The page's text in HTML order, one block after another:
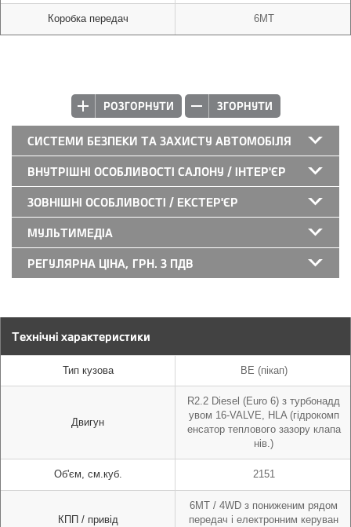
Коробка передач 6MT
РОЗГОРНУТИ ЗГОРНУТИ
СИСТЕМИ БЕЗПЕКИ ТА ЗАХИСТУ АВТОМОБІЛЯ
ВНУТРІШНІ ОСОБЛИВОСТІ САЛОНУ / ІНТЕР'ЄР
ЗОВНІШНІ ОСОБЛИВОСТІ / ЕКСТЕР'ЄР
МУЛЬТИМЕДІА
РЕГУЛЯРНА ЦІНА, ГРН. З ПДВ
Технічні характеристики
Тип кузова
Двигун
Об'єм, см.куб.
КПП / привід
BE (пікап)
R2.2 Diesel (Euro 6) з турбонадд
увом 16-VALVE, HLA (гідрокомп
енсатор теплового зазору клапа
нів.)
2151
6MT / 4WD з пониженим рядом
передач і електронним керуван